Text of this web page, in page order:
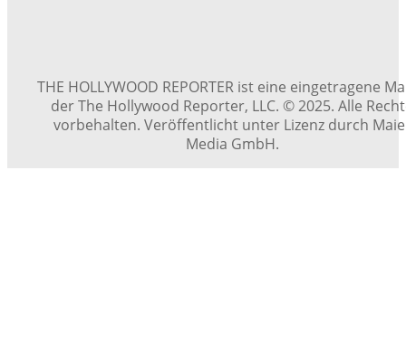
THE HOLLYWOOD REPORTER ist eine eingetragene
der The Hollywood Reporter, LLC. © 2025. Alle
vorbehalten. Veröffentlicht unter Lizenz durch
Media GmbH.